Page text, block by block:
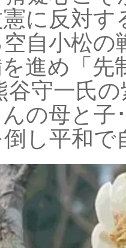
に反対
自小松
を進め「
谷守一氏
の母と子
し平和